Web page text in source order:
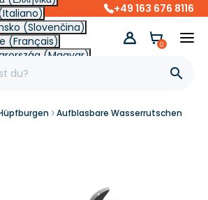
(Slovenčina)
(Français)
(Magyar)
(English €)
+49 163 676 8116

0
Aufblasbare Wasserrutschen